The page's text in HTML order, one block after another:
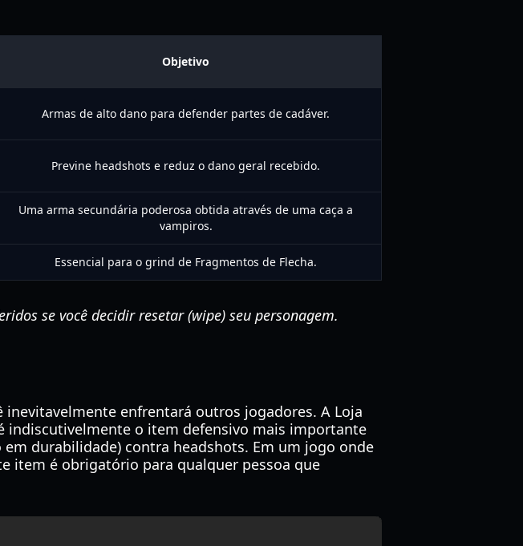
Objetivo
Armas de alto dano para defender partes de cadáver.
Previne headshots e reduz o dano geral recebido.
Uma arma secundária poderosa obtida através de uma caça a
vampiros.
Essencial para o grind de Fragmentos de Flecha.
se você decidir resetar (wipe) seu personagem.
inevitavelmente enfrentará outros jogadores. A Loja
indiscutivelmente o item defensivo mais importante
durabilidade) contra headshots. Em um jogo onde
item é obrigatório para qualquer pessoa que